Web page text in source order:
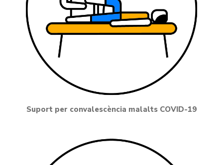
Suport per convalescència malalts COVID-19